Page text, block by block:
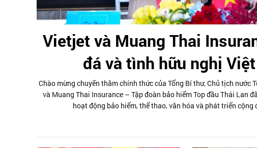
Vietjet và Muang Thai
đá và tình hữu nghị
Chào mừng chuyến thăm chính thức của Tổng Bí thư, Chủ tịch nước
và Muang Thai Insurance – Tập đoàn bảo hiểm Top đầu Thái Lan
hoạt động bảo hiểm, thể thao, văn hóa và phát triển